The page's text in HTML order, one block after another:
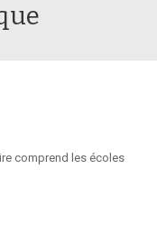
comprend les écoles